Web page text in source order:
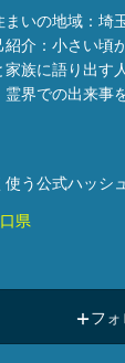
まいの地域： 埼
紹介： 小さい頃
家族に語り出す
霊界での出来事
使う公式ハッシ
県
フ